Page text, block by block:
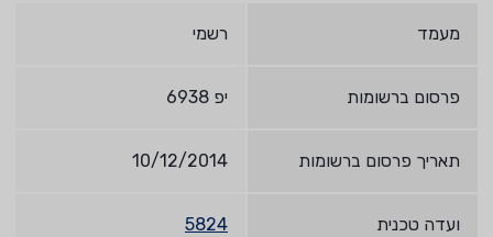
מעמד רשמי
פרסום ברשומות יפ 6938
תאריך פרסום ברשומות 10/12/2014
ועדה טכנית 5824